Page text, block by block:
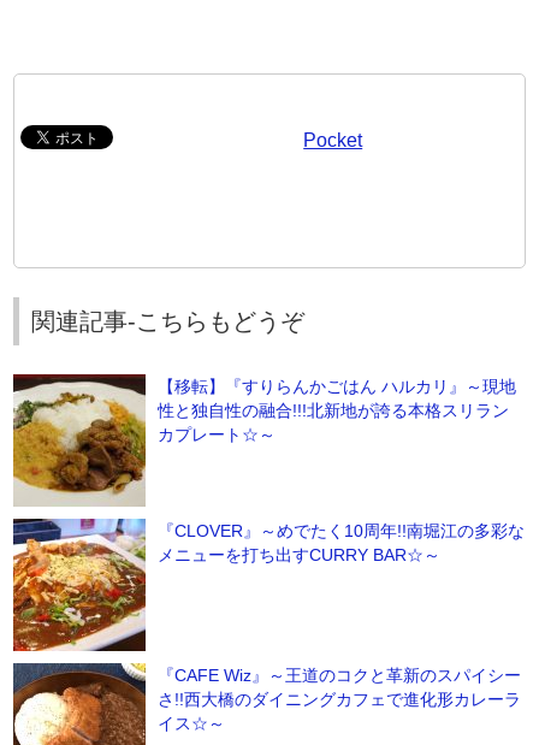
Pocket
関連記事-こちらもどうぞ
【移転】『すりらんかごはん ハルカリ』～現地
性と独自性の融合!!!北新地が誇る本格スリラン
カプレート☆～
『CLOVER』～めでたく10周年!!南堀江の多彩な
メニューを打ち出すCURRY BAR☆～
『CAFE Wiz』～王道のコクと革新のスパイシー
さ!!西大橋のダイニングカフェで進化形カレーラ
イス☆～